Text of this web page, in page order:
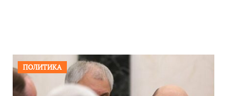
ПОЛИТИКА